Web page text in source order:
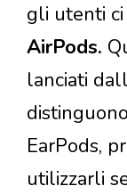
gli utenti
AirPods.
lanciati
EarPods,
utilizzarli